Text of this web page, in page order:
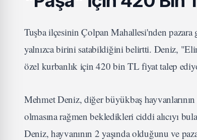
Tuşba ilçesinin Çolpan Mahallesi'nden
yalnızca birini satabildiğini belirtti. Deniz,
özel kurbanlık için 420 bin TL fiyat talep
Mehmet Deniz, diğer büyükbaş
olmasına rağmen bekledikleri ciddi alıcıyı
Deniz, hayvanının 2 yaşında olduğunu ve